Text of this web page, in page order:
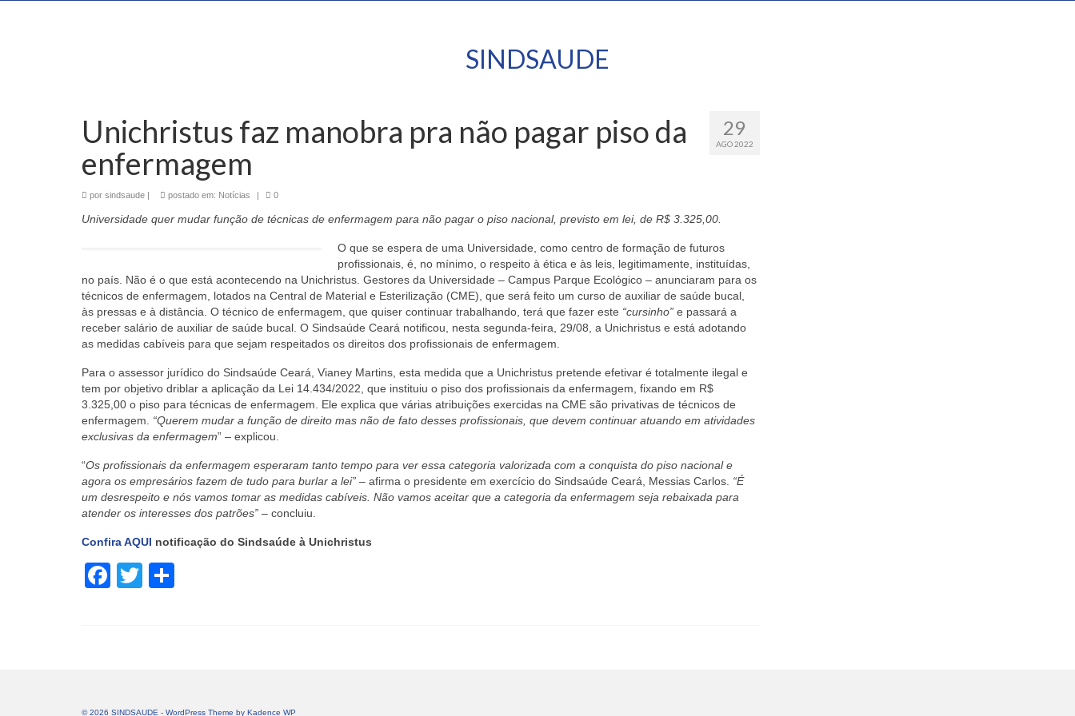
SINDSAUDE
29
AGO 2022
Unichristus faz manobra pra não pagar piso da
enfermagem
por sindsaude | postado em: Notícias | 0
Universidade quer mudar função de técnicas de enfermagem para não pagar o piso nacional, previsto em lei, de R$ 3.325,00.
O que se espera de uma Universidade, como centro de formação de futuros
profissionais, é, no mínimo, o respeito à ética e às leis, legitimamente, instituídas,
no país. Não é o que está acontecendo na Unichristus. Gestores da Universidade – Campus Parque Ecológico – anunciaram para os
técnicos de enfermagem, lotados na Central de Material e Esterilização (CME), que será feito um curso de auxiliar de saúde bucal,
às pressas e à distância. O técnico de enfermagem, que quiser continuar trabalhando, terá que fazer este “cursinho” e passará a
receber salário de auxiliar de saúde bucal. O Sindsaúde Ceará notificou, nesta segunda-feira, 29/08, a Unichristus e está adotando
as medidas cabíveis para que sejam respeitados os direitos dos profissionais de enfermagem.
Para o assessor jurídico do Sindsaúde Ceará, Vianey Martins, esta medida que a Unichristus pretende efetivar é totalmente ilegal e
tem por objetivo driblar a aplicação da Lei 14.434/2022, que instituiu o piso dos profissionais da enfermagem, fixando em R$
3.325,00 o piso para técnicas de enfermagem. Ele explica que várias atribuições exercidas na CME são privativas de técnicos de
enfermagem. “Querem mudar a função de direito mas não de fato desses profissionais, que devem continuar atuando em atividades
exclusivas da enfermagem” – explicou.
“Os profissionais da enfermagem esperaram tanto tempo para ver essa categoria valorizada com a conquista do piso nacional e
agora os empresários fazem de tudo para burlar a lei” – afirma o presidente em exercício do Sindsaúde Ceará, Messias Carlos. “É
um desrespeito e nós vamos tomar as medidas cabíveis. Não vamos aceitar que a categoria da enfermagem seja rebaixada para
atender os interesses dos patrões” – concluiu.
Confira AQUI notificação do Sindsaúde à Unichristus
Facebook
Twitter
© 2026 SINDSAUDE - WordPress Theme by Kadence WP